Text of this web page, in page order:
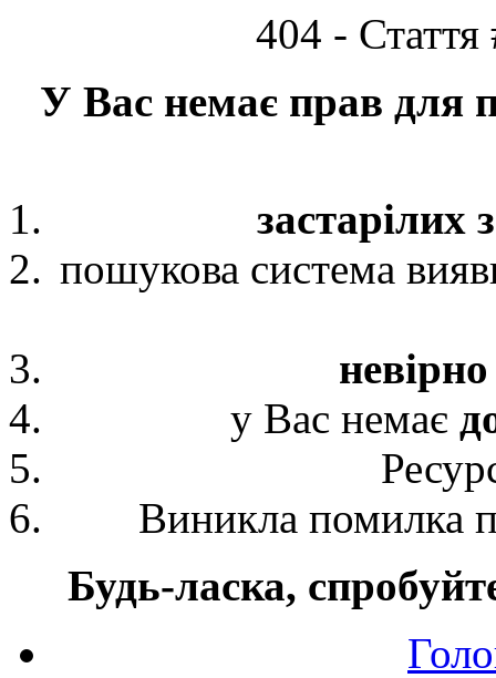
404 - Стаття
У Вас немає прав для
застарілих
пошукова система
у Вас немає
Виникла помилка
Будь-ласка,